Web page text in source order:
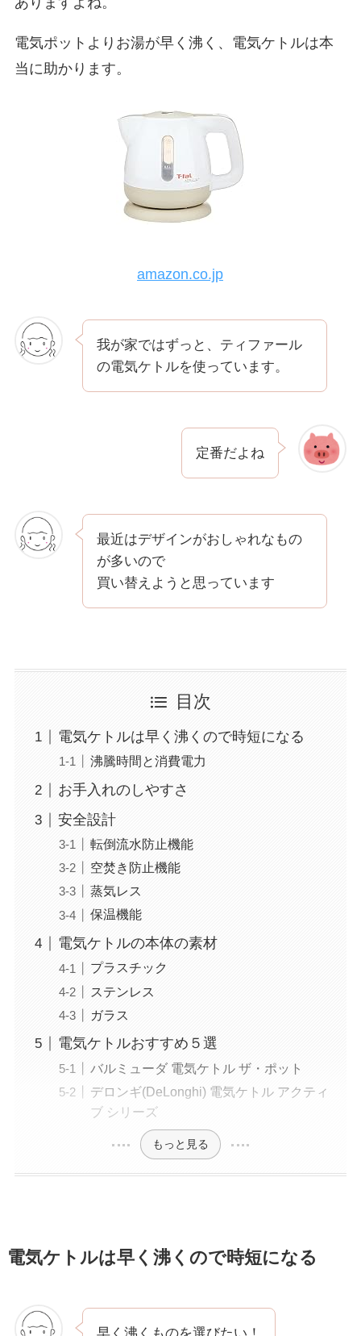
電気ポットよりお湯が早く沸く、電気ケトルは本
当に助かります。
amazon.co.jp
我が家ではずっと、ティファール
の電気ケトルを使っています。
定番だよね
最近はデザインがおしゃれなもの
が多いので
買い替えようと思っています
目次
電気ケトルは早く沸くので時短になる
沸騰時間と消費電力
お手入れのしやすさ
安全設計
転倒流水防止機能
空焚き防止機能
蒸気レス
保温機能
電気ケトルの本体の素材
プラスチック
ステンレス
ガラス
電気ケトルおすすめ５選
バルミューダ 電気ケトル ザ・ポット
デロンギ(DeLonghi) 電気ケトル アクティ
ブ シリーズ
もっと見る
電気ケトルは早く沸くので時短になる